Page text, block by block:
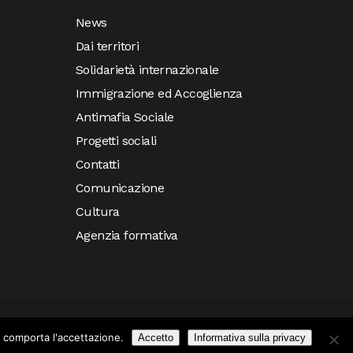
News
Dai territori
Solidarietà internazionale
Immigrazione ed Accoglienza
Antimafia Sociale
Progetti sociali
Contatti
Comunicazione
Cultura
Agenzia formativa
l'accettazione. Accetto Informativa sulla privacy